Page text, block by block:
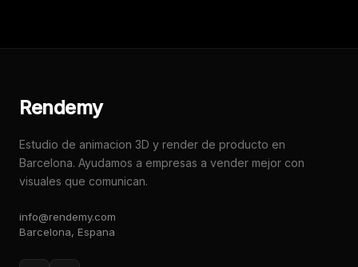
Rendemy
Estudio de animacion 3D y render de producto en
Barcelona. Ayudamos a empresas a vender mejor con
visuales que comunican.
info@rendemy.com
Barcelona, Espana